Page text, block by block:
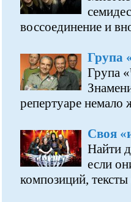
воссоединение и
Група
Група
репертуаре немало
Своя
Найти
если
композиций, тексты